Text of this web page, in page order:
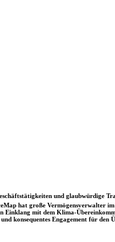
und glaubwürdige
hat große Vermögensverwalter
Einklang mit dem Klima-
konsequentes Engagement für